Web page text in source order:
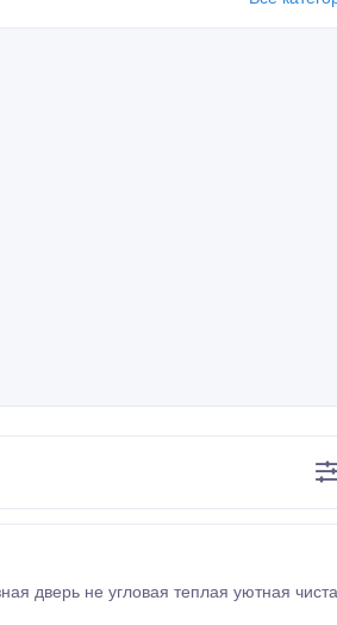
дверь не угловая теплая уютная